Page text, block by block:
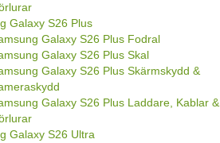
Galaxy S26 Plus
Galaxy S26 Plus Fodral
Galaxy S26 Plus Skal
Galaxy S26 Plus Skärmskydd &
Galaxy S26 Plus Laddare, Kablar &
Galaxy S26 Ultra